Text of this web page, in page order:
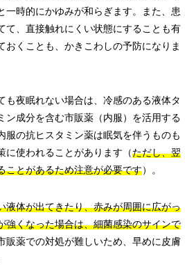
一時的にかゆみが和らぎます。また、患
て、直接触れにくい状態にすることも有
おくことも、かきこわしの予防になりま
も夜眠れない場合は、冷感のある液体タ
ン成分を含む市販薬（内服）を活用する
服の抗ヒスタミン薬は眠気を伴うものも
に使われることがあります（ただし、翌
ことがあるため注意が必要です）。
液体が出てきたり、赤みが周囲に広がっ
強くなった場合は、細菌感染のサインで
販薬での対処が難しいため、早めに皮膚